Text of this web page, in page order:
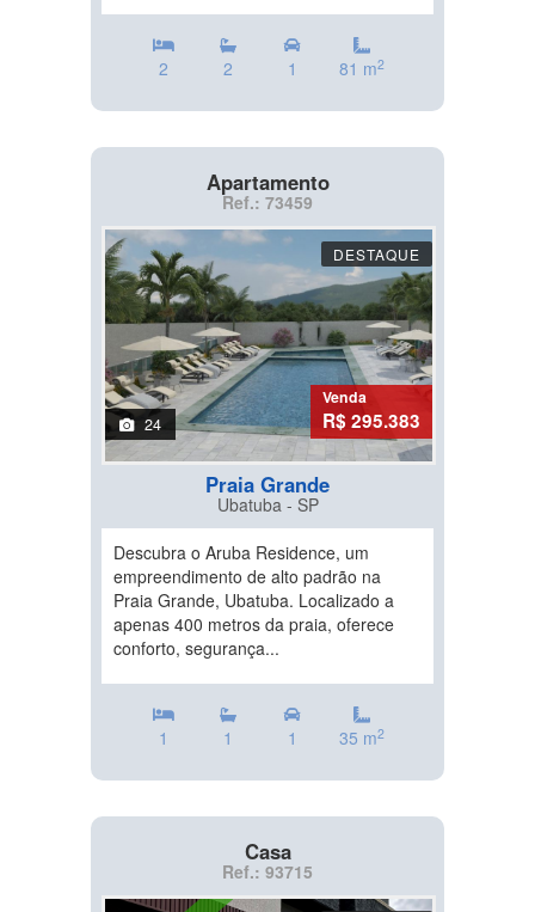
2 2 1 81 m2
Apartamento
Ref.: 73459
DESTAQUE
24
Venda
R$ 295.383
Praia Grande
Ubatuba - SP
Descubra o Aruba Residence, um
empreendimento de alto padrão na
Praia Grande, Ubatuba. Localizado a
apenas 400 metros da praia, oferece
conforto, segurança...
1 1 1 35 m2
Casa
Ref.: 93715